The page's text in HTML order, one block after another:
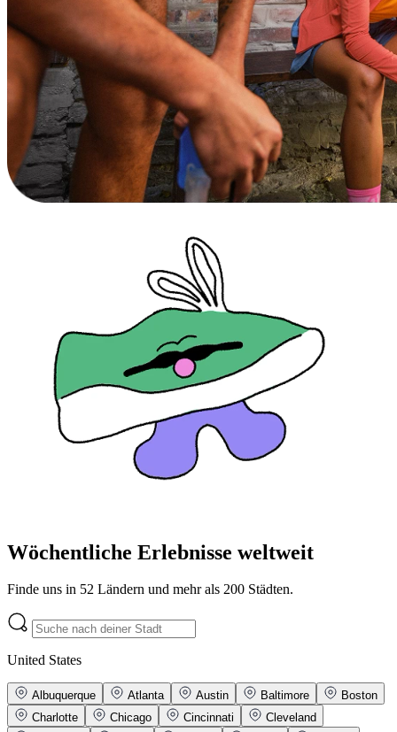
Wöchentliche Erlebnisse weltweit
Finde uns in 52 Ländern und mehr als 200 Städten.
United States
Albuquerque Atlanta Austin Baltimore
Boston
Charlotte
Chicago Cincinnati
Cleveland